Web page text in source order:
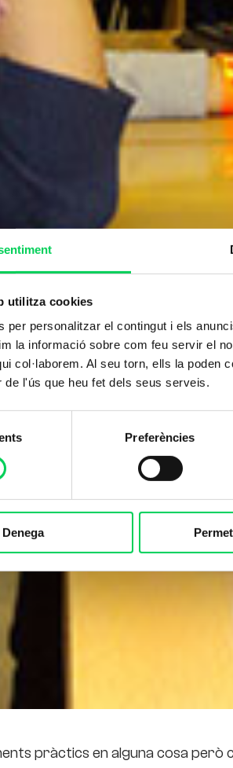
utilitza cookies
per personalitzar el contingut i els
la informació sobre com feu servir el
col·laborem. Al seu torn, ells la poden
de l'ús que heu fet dels seus serveis.
Preferències
Denega
pràctics en alguna cosa però